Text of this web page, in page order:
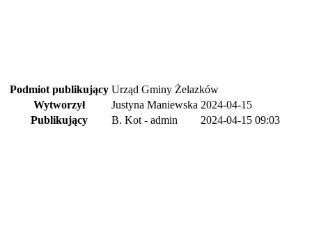
Podmiot publikujący Urząd Gminy Żelazków
Wytworzył
Justyna Maniewska 2024-04-15
Publikujący
B. Kot - admin 2024-04-15 09:03